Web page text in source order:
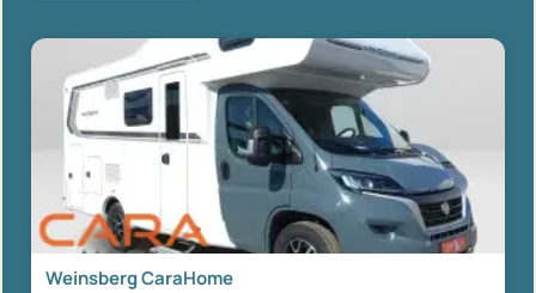
Weinsberg CaraHome